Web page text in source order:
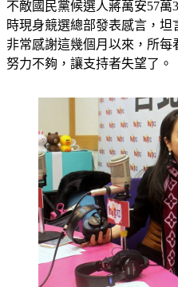
不敵國民黨候選人蔣萬安57萬
時現身競選總部發表感言，
非常感謝這幾個月以來，所
努力不夠，讓支持者失望了。